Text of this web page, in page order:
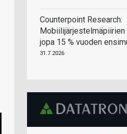
Counterpoint Research:
jopa 15 % vuoden
31.7.2026